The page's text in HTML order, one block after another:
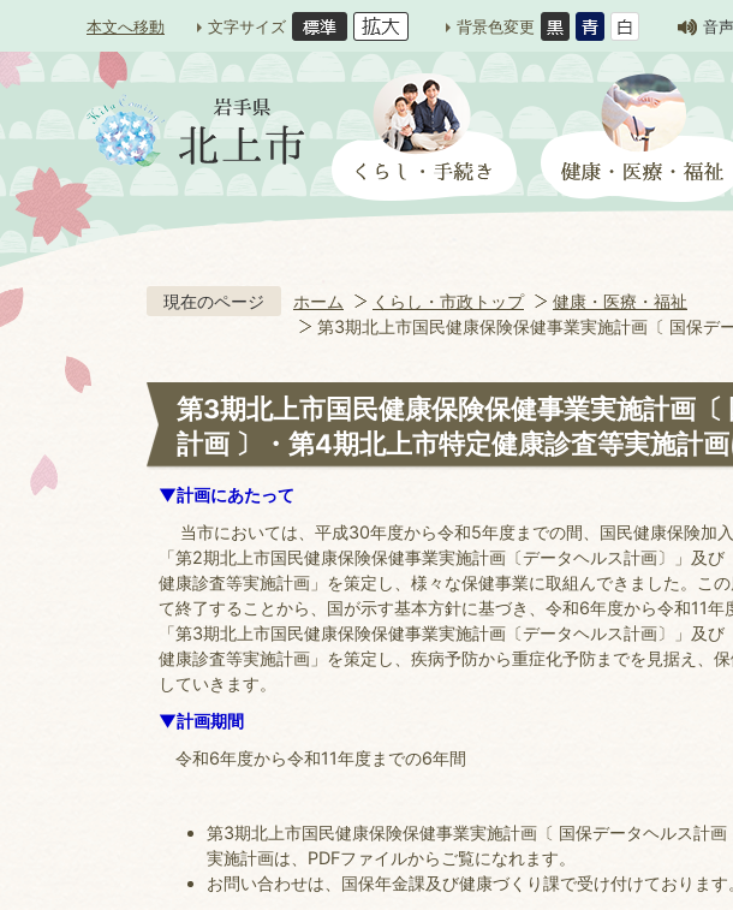
本文へ移動 文字サイズ 背景色変更 音
現在のページ ホーム くらし・市政トップ
健康・医療・福祉
第3期北上市国民健康保険保健事業実施計画〔 国保デ
第3期北上市国民健康保険保健事業実施計画〔
計画 〕・第4期北上市特定健康診査等実施計
▼計画にあたって
当市においては、平成30年度から令和5年度までの間、国民健康保険加入
「第2期北上市国民健康保険保健事業実施計画〔データヘルス計画〕」及
健康診査等実施計画」を策定し、様々な保健事業に取組んできました。こ
て終了することから、国が示す基本方針に基づき、令和6年度から令和11年
「第3期北上市国民健康保険保健事業実施計画〔データヘルス計画〕」及
健康診査等実施計画」を策定し、疾病予防から重症化予防までを見据え、
していきます。
▼計画期間
令和6年度から令和11年度までの6年間
第3期北上市国民健康保険保健事業実施計画〔 国保データヘルス計
実施計画は、PDFファイルからご覧になれます。
お問い合わせは、国保年金課及び健康づくり課で受け付けております